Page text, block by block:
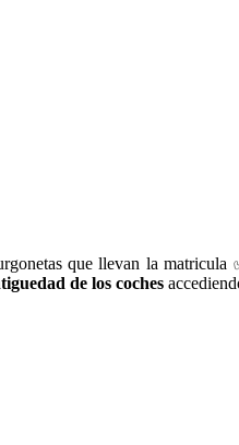
que llevan la
de los coches